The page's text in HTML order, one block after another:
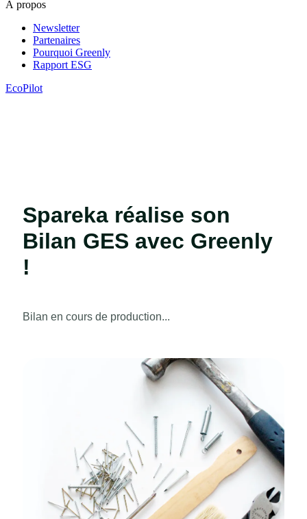
À propos
Newsletter
Partenaires
Pourquoi Greenly
Rapport ESG
EcoPilot
Spareka réalise son
Bilan GES avec Greenly
!
Bilan en cours de production...